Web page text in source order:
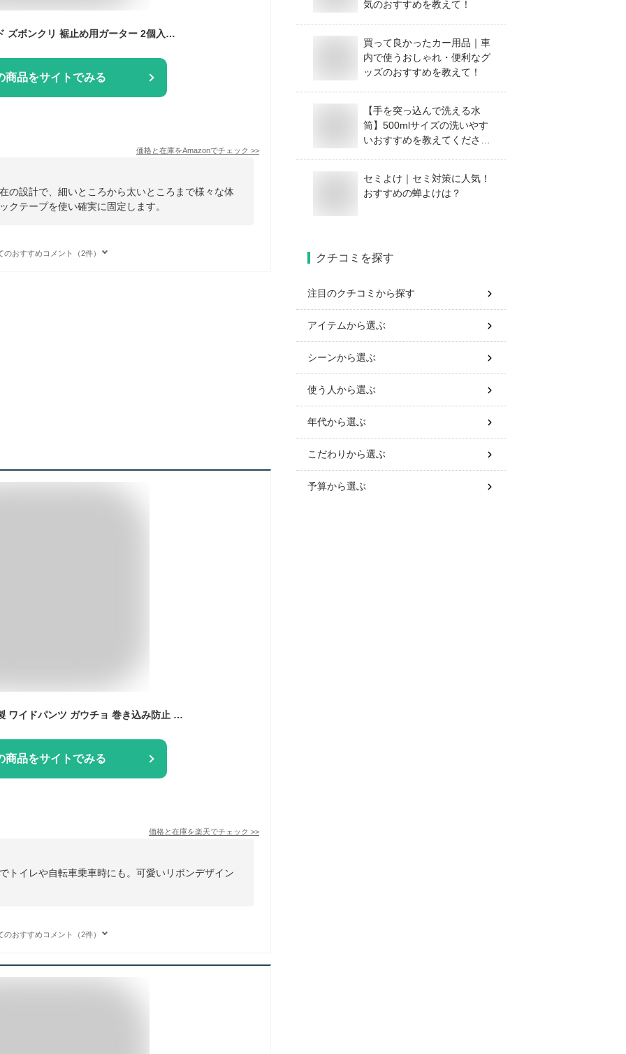
aninako 裾止めバンド ズボンクリ 裾止め用ガーター 2個入り 自転車 ソックスバンド 高弾性 安定した 幅を広げる サイズ調整 伸縮素材 腕や脚に簡単に取付可能 安全対策 裾バンド 裾止め チェーン ズボン 巻き込み 汚れ 防止 サイクリング 徒歩 通勤 通学 (ブルー)
商品をサイトでみる
価格と在庫をAmazonでチェック >>
の設計で、細いところから太いところまで様々な体
クテープを使い確実に固定します。
のおすすめコメント（2件）
裾アップバンド 日本製 ワイドパンツ ガウチョ 巻き込み防止 自転車 トイレ
商品をサイトでみる
価格と在庫を楽天でチェック >>
トイレや自転車乗車時にも。可愛いリボンデザイン
のおすすめコメント（2件）
気のおすすめを教えて！
買って良かったカー用品｜車
内で使うおしゃれ・便利なグ
ッズのおすすめを教えて！
【手を突っ込んで洗える水
筒】500mlサイズの洗いやす
いおすすめを教えてくださ
セミよけ｜セミ対策に人気！
おすすめの蝉よけは？
クチコミを探す
注目のクチコミから探す
アイテムから選ぶ
シーンから選ぶ
使う人から選ぶ
年代から選ぶ
こだわりから選ぶ
予算から選ぶ